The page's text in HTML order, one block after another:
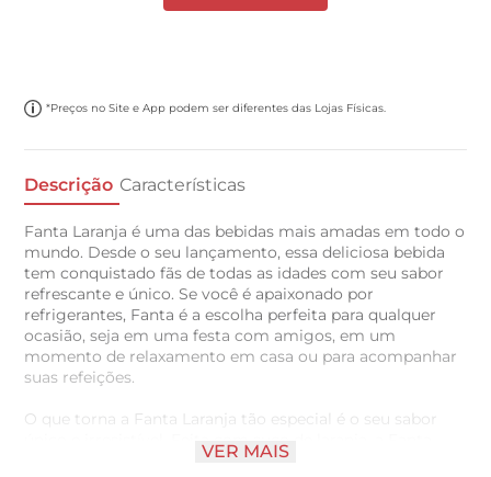
*Preços no Site e App podem ser diferentes das Lojas Físicas.
Descrição Características
Fanta Laranja é uma das bebidas mais amadas em todo o
mundo. Desde o seu lançamento, essa deliciosa bebida
tem conquistado fãs de todas as idades com seu sabor
refrescante e único. Se você é apaixonado por
refrigerantes, Fanta é a escolha perfeita para qualquer
ocasião, seja em uma festa com amigos, em um
momento de relaxamento em casa ou para acompanhar
suas refeições.
O que torna a Fanta Laranja tão especial é o seu sabor
único e irresistível. Feita com suco de laranja, a Fanta
oferece um sabor cítrico intenso que é ao mesmo tempo,
VER MAIS